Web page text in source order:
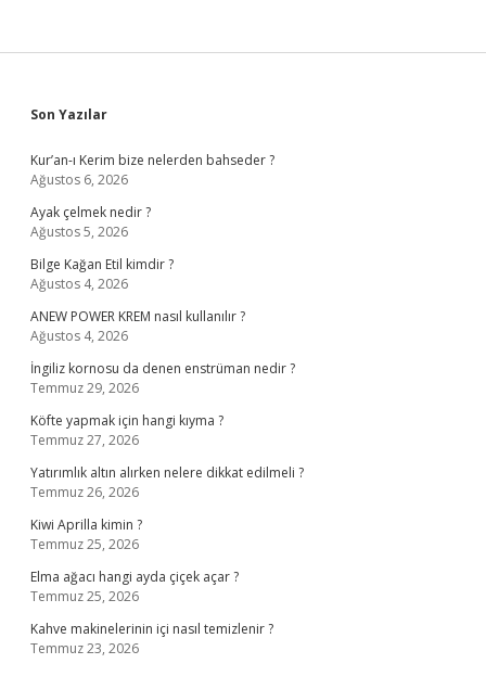
Sidebar
Son Yazılar
Kur’an-ı Kerim bize nelerden bahseder ?
Ağustos 6, 2026
Ayak çelmek nedir ?
Ağustos 5, 2026
Bilge Kağan Etil kimdir ?
Ağustos 4, 2026
ANEW POWER KREM nasıl kullanılır ?
Ağustos 4, 2026
İngiliz kornosu da denen enstrüman nedir ?
Temmuz 29, 2026
Köfte yapmak için hangi kıyma ?
Temmuz 27, 2026
Yatırımlık altın alırken nelere dikkat edilmeli ?
Temmuz 26, 2026
Kiwi Aprilla kimin ?
Temmuz 25, 2026
Elma ağacı hangi ayda çiçek açar ?
Temmuz 25, 2026
Kahve makinelerinin içi nasıl temizlenir ?
Temmuz 23, 2026